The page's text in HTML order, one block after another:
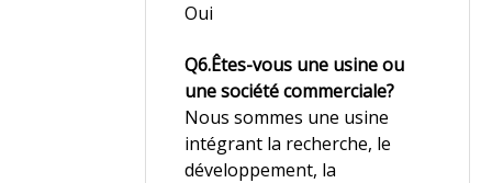
Oui
Q6.Êtes-vous une usine ou
une société commerciale?
Nous sommes une usine
intégrant la recherche, le
développement, la